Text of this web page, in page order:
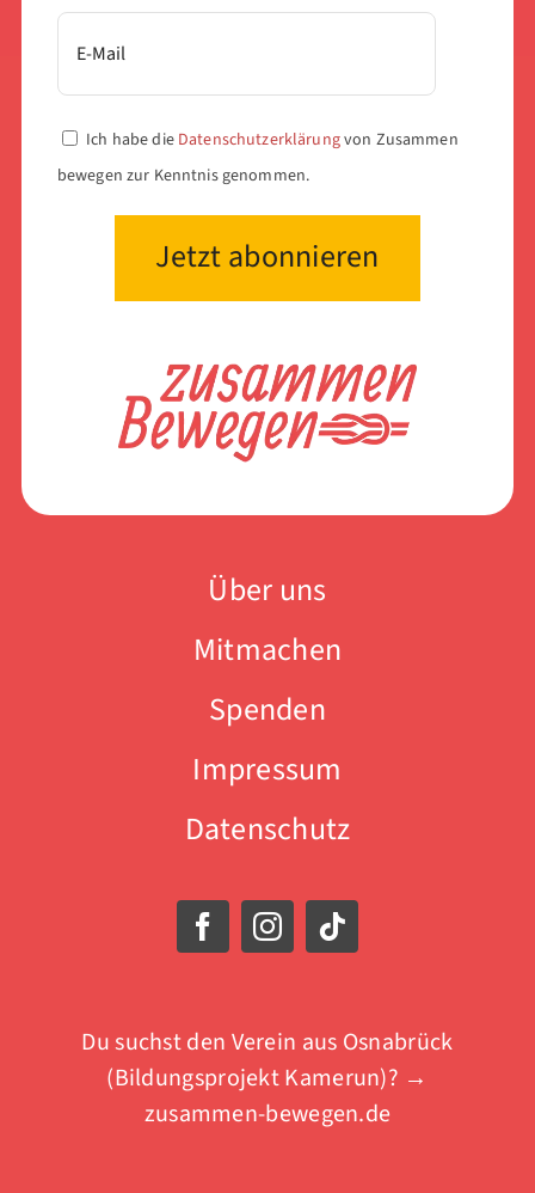
Ich habe die Datenschutzerklärungvon Zusammen
bewegen zur Kenntnis genommen.
Über uns
Mitmachen
Spenden
Impressum
Datenschutz
Du suchst den Verein aus Osnabrück
(Bildungsprojekt Kamerun)? →
zusammen-bewegen.de